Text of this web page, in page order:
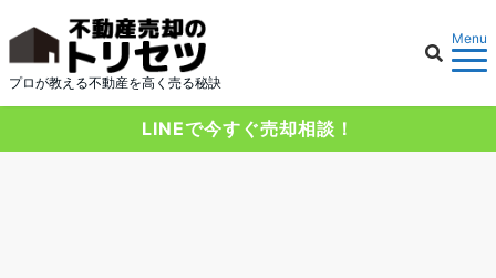
プロが教える不動産を高く売る秘訣
Menu
LINEで今すぐ売却相談！